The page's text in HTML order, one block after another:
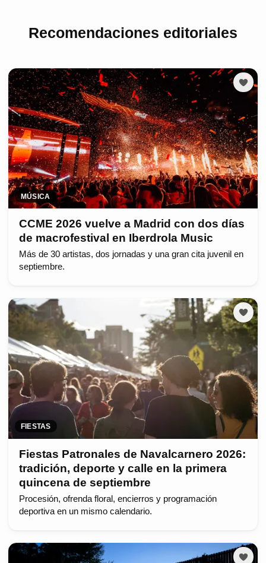
Recomendaciones editoriales
MÚSICA
CCME 2026 vuelve a Madrid con dos días
de macrofestival en Iberdrola Music
Más de 30 artistas, dos jornadas y una gran cita juvenil en
septiembre.
FIESTAS
Fiestas Patronales de Navalcarnero 2026:
tradición, deporte y calle en la primera
quincena de septiembre
Procesión, ofrenda floral, encierros y programación
deportiva en un mismo calendario.